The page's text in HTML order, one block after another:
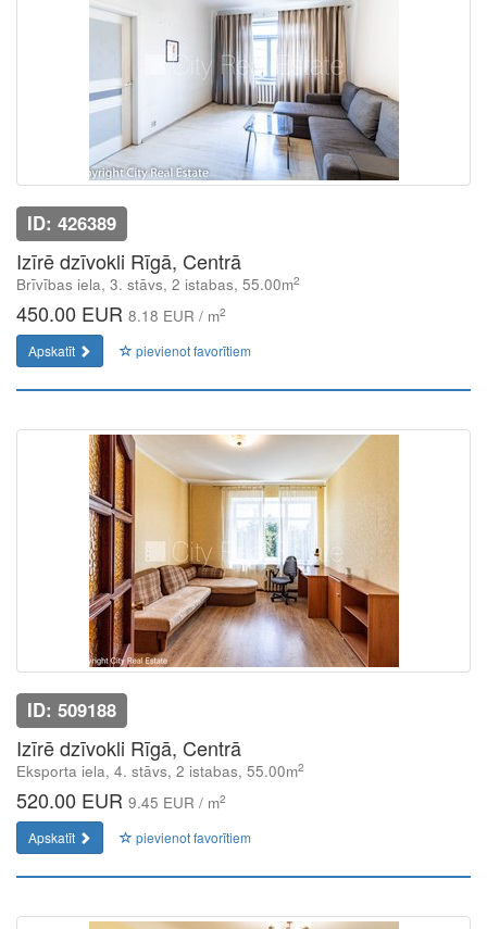
ID: 426389
Izīrē dzīvokli Rīgā, Centrā
Brīvības iela, 3. stāvs, 2 istabas, 55.00m2
450.00 EUR 8.18 EUR / m2
Apskatīt pievienot favorītiem
ID: 509188
Izīrē dzīvokli Rīgā, Centrā
Eksporta iela, 4. stāvs, 2 istabas, 55.00m2
520.00 EUR 9.45 EUR / m2
Apskatīt pievienot favorītiem